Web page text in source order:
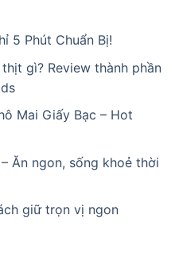
5 Phút Chuẩn Bị!
gì? Review thành phần
Mai Giấy Bạc – Hot
Ăn ngon, sống khoẻ thời
giữ trọn vị ngon